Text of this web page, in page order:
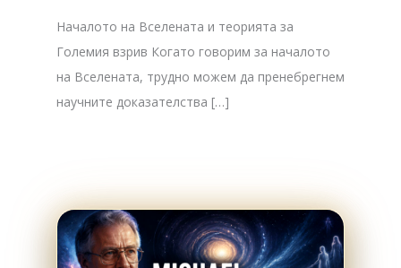
Началото на Вселената и теорията за
Големия взрив Когато говорим за началото
на Вселената, трудно можем да пренебрегнем
научните доказателства […]